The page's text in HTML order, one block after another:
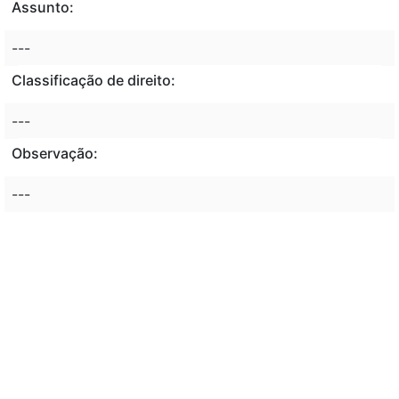
Assunto:
---
Classificação de direito:
---
Observação:
---